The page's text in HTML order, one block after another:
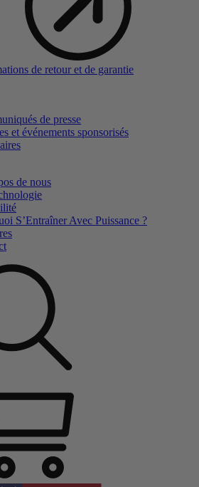
de retour et de garantie
de presse
et événements sponsorisés
de nous
S’Entraîner Avec Puissance ?